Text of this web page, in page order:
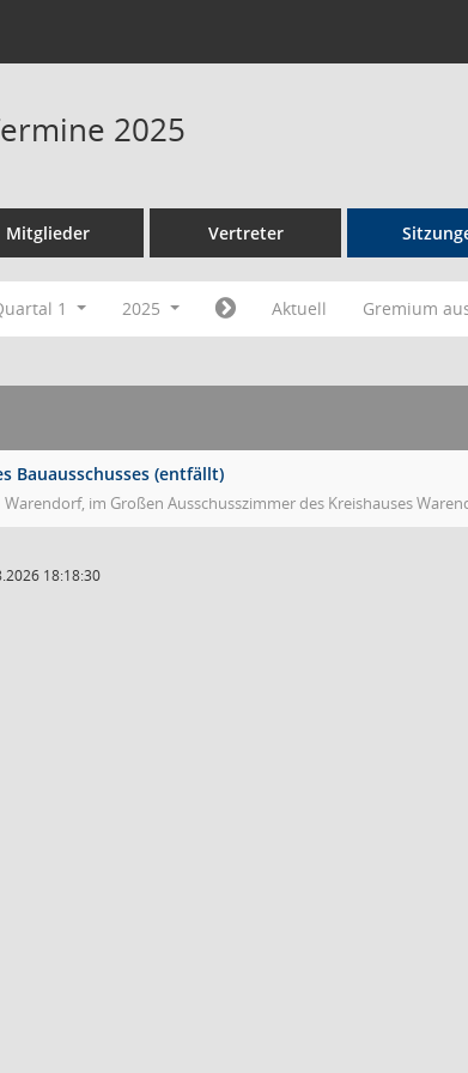
2025
Mitglieder Vertreter
1 2025 Aktuell Gremium
Bauausschusses (entfällt)
Warendorf, im Großen Ausschusszimmer des Kreishauses
18:18:30